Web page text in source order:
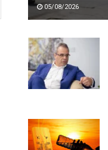
05/08/2026